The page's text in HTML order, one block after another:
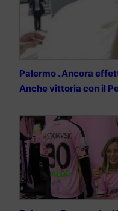
Palermo . Ancora
Anche vittoria con il